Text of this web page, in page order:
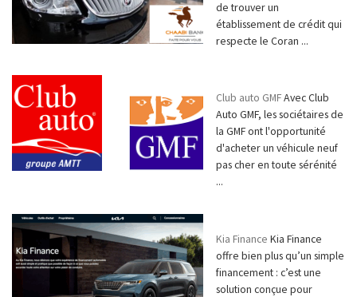
de trouver un
établissement de crédit qui
respecte le Coran ...
Club auto GMFAvec Club
Auto GMF, les sociétaires de
la GMF ont l'opportunité
d'acheter un véhicule neuf
pas cher en toute sérénité
...
Kia Finance Kia Finance
offre bien plus qu’un simple
financement : c’est une
solution conçue pour